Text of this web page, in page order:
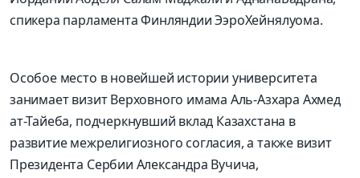
спикера парламента ФинляндииЭэроХейнялуома.
Особое место в новейшей истории университета
занимает визит Верховного имама Аль-Азхара Ахмед
ат-Тайеба, подчеркнувший вклад Казахстана в
развитие межрелигиозного согласия, а также визит
Президента Сербии Александра Вучича,